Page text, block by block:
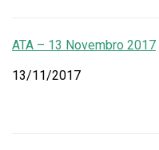
ATA – 13 Novembro 2017
13/11/2017